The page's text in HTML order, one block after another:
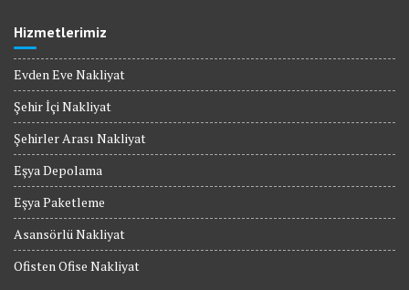
Hizmetlerimiz
Evden Eve Nakliyat
Şehir İçi Nakliyat
Şehirler Arası Nakliyat
Eşya Depolama
Eşya Paketleme
Asansörlü Nakliyat
Ofisten Ofise Nakliyat